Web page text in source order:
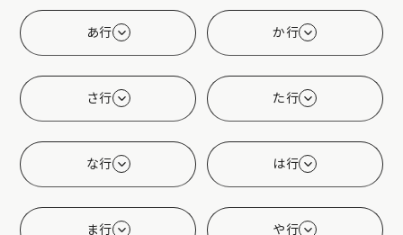
あ行 か行
さ行 た行
な行 は行
ま行 や行